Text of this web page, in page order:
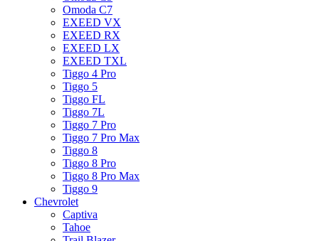
Omoda C7
EXEED VX
EXEED RX
EXEED LX
EXEED TXL
Tiggo 4 Pro
Tiggo 5
Tiggo FL
Tiggo 7L
Tiggo 7 Pro
Tiggo 7 Pro Max
Tiggo 8
Tiggo 8 Pro
Tiggo 8 Pro Max
Tiggo 9
Chevrolet
Captiva
Tahoe